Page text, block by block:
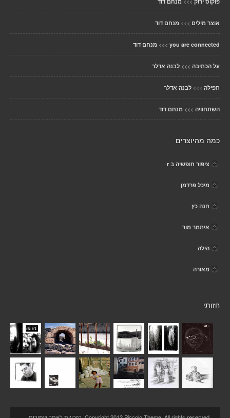
אוצר מילים >>> מנחם דוד
you are connected
>>> מנחם דוד
על הכתיבה >>> לבנה אדלר
תפילה >>> לבנה אדלר
השתחוויה >>> מנחם דוד
כמה מהיוצרים
ציפור חופשיה ב r
מיכל פרדמן
חנה כץ
איתמר מור
הילה
מאורה
חזותי